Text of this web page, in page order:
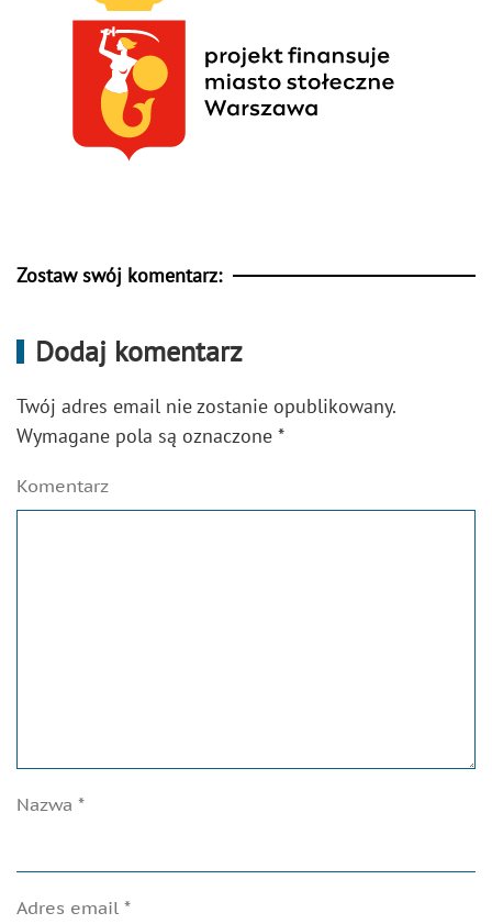
Zostaw swój komentarz:
Dodaj komentarz
Twój adres email nie zostanie opublikowany.
Wymagane pola są oznaczone *
Komentarz
Nazwa *
Adres email *